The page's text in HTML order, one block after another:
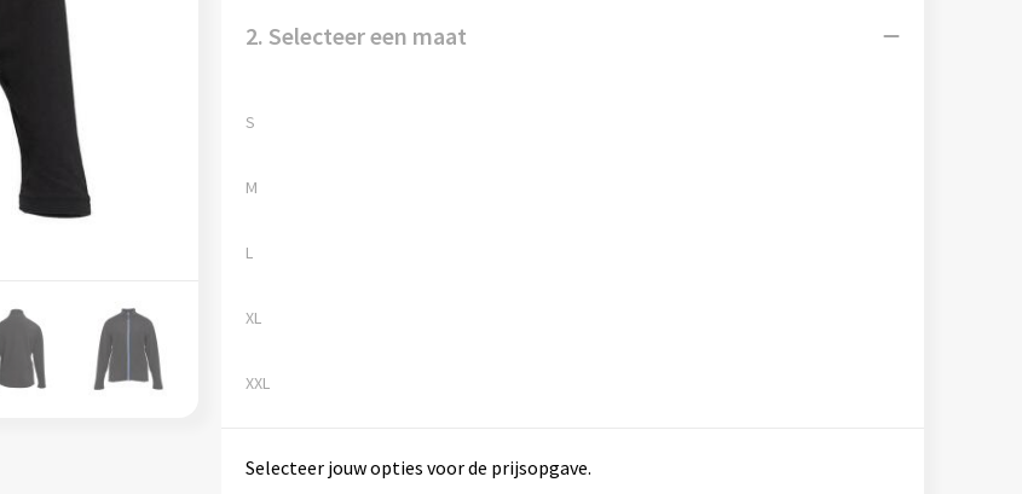
2. Selecteer een maat
S
M
L
XL
XXL
Selecteer jouw opties voor de prijsopgave.